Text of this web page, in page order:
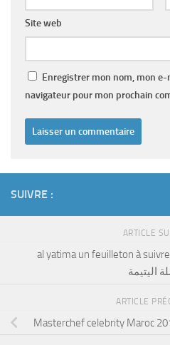
Site web
Enregistrer mon nom, mon
navigateur pour mon prochain
SUIVRE :
ARTICLE
al yatima un feuilleton à
اليتيمة
ARTICLE
Masterchef celebrity Maroc